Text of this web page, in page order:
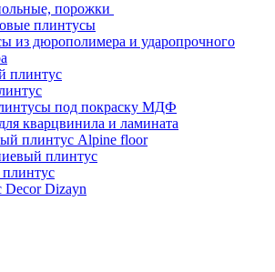
порожки
плинтусы
из дюрополимера и ударопрочного
плинтус
под покраску МДФ
кварцвинила и ламината
плинтус Alpine floor
плинтус
Decor Dizayn